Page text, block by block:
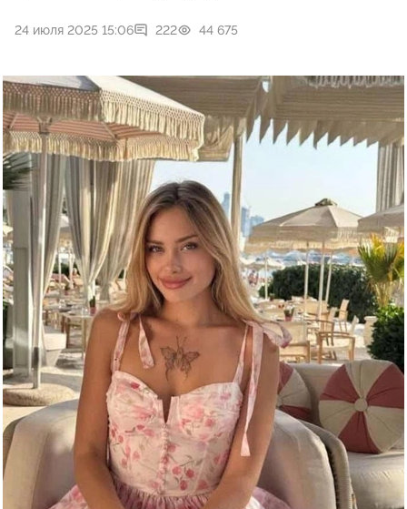
24 июля 2025 15:06 222 44 675